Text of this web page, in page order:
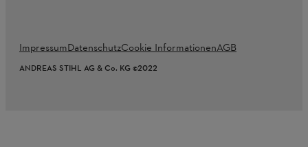
ImpressumDatenschutzCookie InformationenAGB
ANDREAS STIHL AG & Co. KG ©2022